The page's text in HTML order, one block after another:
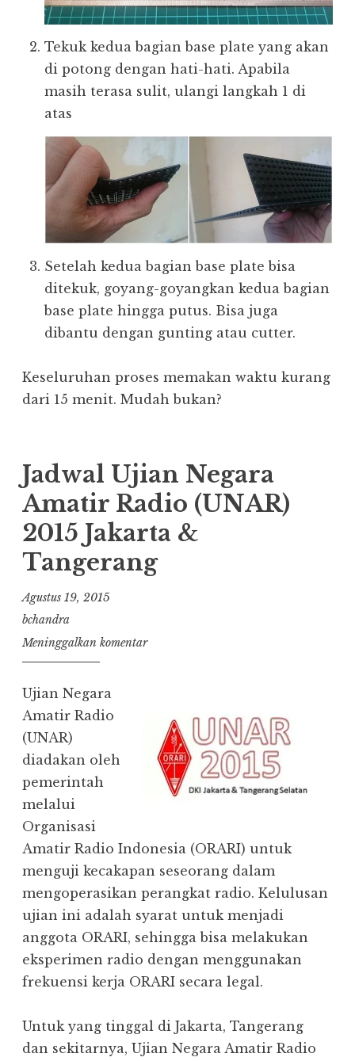
Tekuk kedua bagian base plate yang akan
di potong dengan hati-hati. Apabila
masih terasa sulit, ulangi langkah 1 di
atas
Setelah kedua bagian base plate bisa
ditekuk, goyang-goyangkan kedua bagian
base plate hingga putus. Bisa juga
dibantu dengan gunting atau cutter.
Keseluruhan proses memakan waktu kurang
dari 15 menit. Mudah bukan?
Jadwal Ujian Negara
Amatir Radio (UNAR)
2015 Jakarta &
Tangerang
Agustus 19, 2015
bchandra
Meninggalkan komentar
Ujian Negara
Amatir Radio
(UNAR)
diadakan oleh
pemerintah
melalui
Organisasi
Amatir Radio Indonesia (ORARI) untuk
menguji kecakapan seseorang dalam
mengoperasikan perangkat radio. Kelulusan
ujian ini adalah syarat untuk menjadi
anggota ORARI, sehingga bisa melakukan
eksperimen radio dengan menggunakan
frekuensi kerja ORARI secara legal.
Untuk yang tinggal di Jakarta, Tangerang
dan sekitarnya, Ujian Negara Amatir Radio